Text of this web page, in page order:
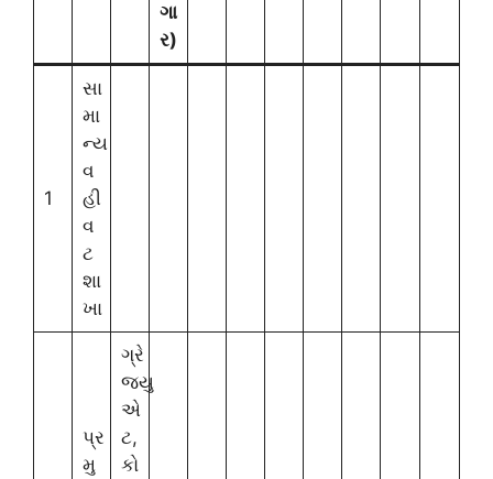
ગા
ર)
1
સા
મા
ન્ય
વ
હી
વ
ટ
શા
ખા
પ્ર
મુ
ગ્રે
જ્યુ
એ
ટ,
કો